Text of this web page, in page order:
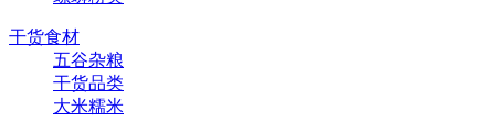
干货食材
五谷杂粮
干货品类
大米糯米